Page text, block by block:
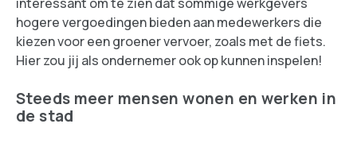
hogere vergoedingen bieden aan medewerkers die
kiezen voor een groener vervoer, zoals met de fiets.
Hier zou jij als ondernemer ook op kunnen inspelen!
Steeds meer mensen wonen en werken in
de stad